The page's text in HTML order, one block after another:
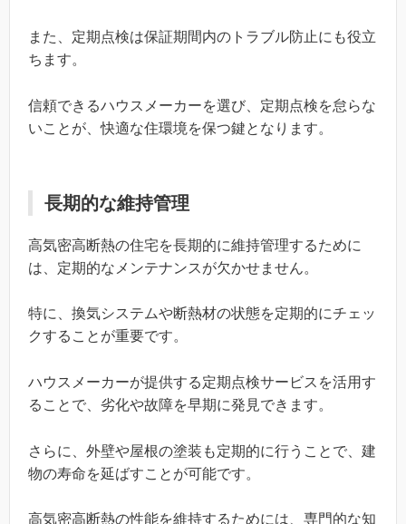
また、定期点検は保証期間内のトラブル防止にも役立
ちます。
信頼できるハウスメーカーを選び、定期点検を怠らな
いことが、快適な住環境を保つ鍵となります。
長期的な維持管理
高気密高断熱の住宅を長期的に維持管理するために
は、定期的なメンテナンスが欠かせません。
特に、換気システムや断熱材の状態を定期的にチェッ
クすることが重要です。
ハウスメーカーが提供する定期点検サービスを活用す
ることで、劣化や故障を早期に発見できます。
さらに、外壁や屋根の塗装も定期的に行うことで、建
物の寿命を延ばすことが可能です。
高気密高断熱の性能を維持するためには、専門的な知